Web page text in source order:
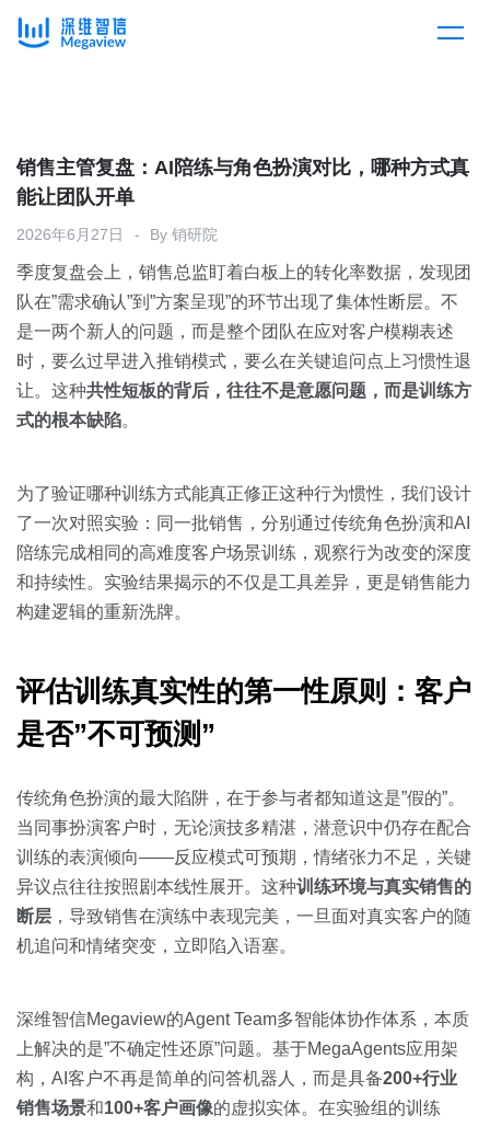
产品总览
产品集成
下载客户端
解决方案
按行业
消费医疗
教育
房地产
金融
按角色
销售人员
销售管理
按业务场景
交易跟进
培训辅导
客户案例
开放平台
定价
资源中心
资源中心
全部
白皮书
关于我们
预约演示
销售主管复盘：AI陪练与角色扮演对比，哪种方式真
能让团队开单
2026年6月27日 By 销研院
季度复盘会上，销售总监盯着白板上的转化率数据，发现团
队在”需求确认”到”方案呈现”的环节出现了集体性断层。不
是一两个新人的问题，而是整个团队在应对客户模糊表述
时，要么过早进入推销模式，要么在关键追问点上习惯性退
让。这种共性短板的背后，往往不是意愿问题，而是训练方
式的根本缺陷。
为了验证哪种训练方式能真正修正这种行为惯性，我们设计
了一次对照实验：同一批销售，分别通过传统角色扮演和AI
陪练完成相同的高难度客户场景训练，观察行为改变的深度
和持续性。实验结果揭示的不仅是工具差异，更是销售能力
构建逻辑的重新洗牌。
评估训练真实性的第一性原则：客户
是否”不可预测”
传统角色扮演的最大陷阱，在于参与者都知道这是”假的”。
当同事扮演客户时，无论演技多精湛，潜意识中仍存在配合
训练的表演倾向——反应模式可预期，情绪张力不足，关键
异议点往往按照剧本线性展开。这种训练环境与真实销售的
断层 ，导致销售在演练中表现完美，一旦面对真实客户的随
机追问和情绪突变，立即陷入语塞。
深维智信Megaview的Agent Team多智能体协作体系，本质
上解决的是”不确定性还原”问题。基于MegaAgents应用架
构，AI客户不再是简单的问答机器人，而是具备200+行业
销售场景和100+客户画像的虚拟实体。在实验组的训练